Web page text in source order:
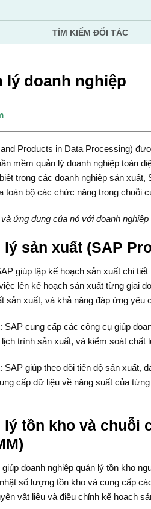
TÌM KIẾM ĐỐI TÁC
lý doanh nghiệp
Products in Data Processing)
mềm quản lý doanh nghiệp toàn
trong các doanh nghiệp sản
toàn bộ các chức năng trong chuỗi
ứng dụng của nó với doanh nghiệp
sản xuất (SAP
giúp lập kế hoạch sản xuất chi
lên kế hoạch sản xuất từng giai
sản xuất, và khả năng đáp ứng yêu
SAP cung cấp các công cụ giúp
trình sản xuất, và kiểm soát
SAP giúp theo dõi tiến độ sản
cấp dữ liệu về năng suất của
lý tồn kho và chuỗi
doanh nghiệp quản lý tồn kho
số lượng tồn kho và cung cấp
vật liệu và điều chỉnh kế hoạch